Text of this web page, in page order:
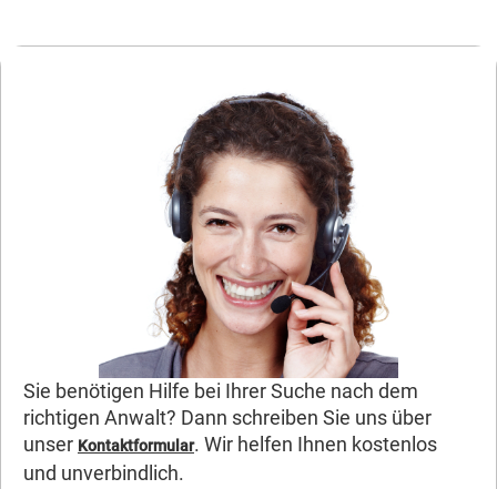
Sie benötigen Hilfe bei Ihrer Suche nach dem
richtigen Anwalt? Dann schreiben Sie uns über
unser Kontaktformular. Wir helfen Ihnen kostenlos
und unverbindlich.